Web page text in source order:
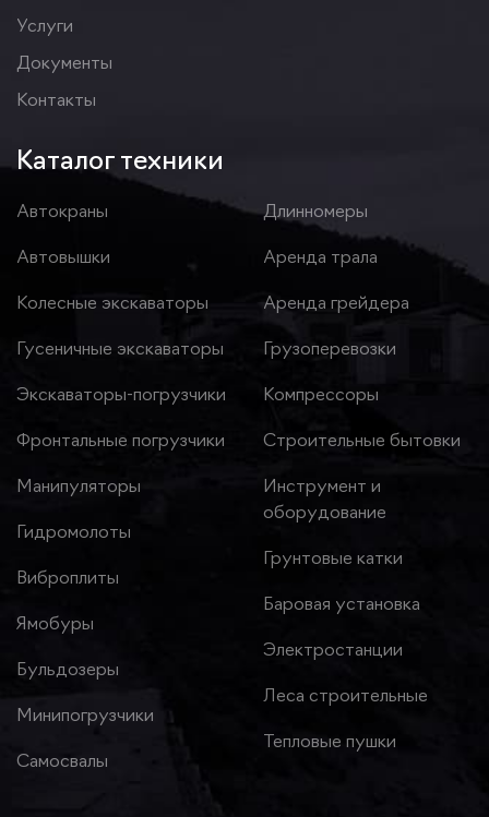
Услуги
Документы
Контакты
Каталог техники
Автокраны
Автовышки
Колесные экскаваторы
Гусеничные экскаваторы
Экскаваторы-погрузчики
Фронтальные погрузчики
Манипуляторы
Гидромолоты
Виброплиты
Ямобуры
Бульдозеры
Минипогрузчики
Самосвалы
Длинномеры
Аренда трала
Аренда грейдера
Грузоперевозки
Компрессоры
Строительные бытовки
Инструмент и
оборудование
Грунтовые катки
Баровая установка
Электростанции
Леса строительные
Тепловые пушки